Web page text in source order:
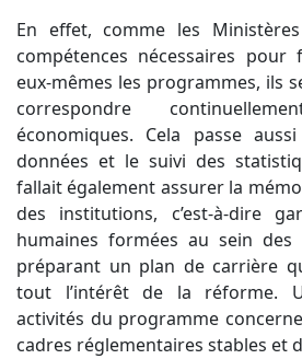
En effet, comme les
compétences nécessaires
eux-mêmes les programmes, ils
correspondre
économiques. Cela passe
données et le suivi des
fallait également assurer la
des institutions, c’est-à-dire
humaines formées au sein
préparant un plan de carrière
tout l’intérêt de la réforme.
activités du programme
cadres réglementaires stables et